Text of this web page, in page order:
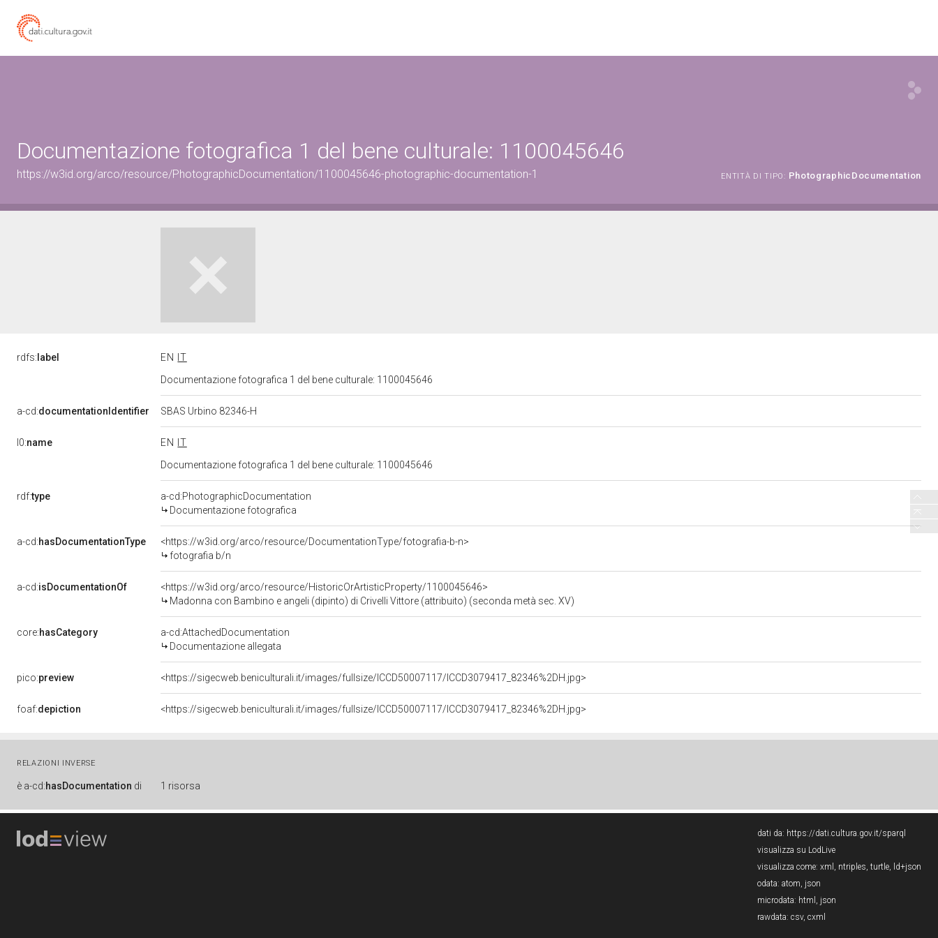
Documentazione fotografica 1 del bene culturale: 1100045646
https://w3id.org/arco/resource/PhotographicDocumentation/1100045646-photographic-documentation-1 ENTITÀ DI TIPO: PhotographicDocumentation
rdfs: label EN
IT
Documentazione fotografica 1 del bene culturale: 1100045646
a-cd:documentationIdentifier SBAS Urbino 82346-H
l0:name EN
IT
Documentazione fotografica 1 del bene culturale: 1100045646
rdf:type
a-cd:PhotographicDocumentation
Documentazione fotografica
a-cd:hasDocumentationType
<https://w3id.org/arco/resource/DocumentationType/fotografia-b-n>
fotografia b/n
a-cd:isDocumentationOf
<https://w3id.org/arco/resource/HistoricOrArtisticProperty/1100045646>
Madonna con Bambino e angeli (dipinto) di Crivelli Vittore (attribuito) (seconda metà sec. XV)
core:hasCategory
a-cd:AttachedDocumentation
Documentazione allegata
pico:preview <https://sigecweb.beniculturali.it/images/fullsize/ICCD50007117/ICCD3079417_82346%2DH.jpg>
foaf:depiction <https://sigecweb.beniculturali.it/images/fullsize/ICCD50007117/ICCD3079417_82346%2DH.jpg>
RELAZIONI INVERSE
è a-cd:hasDocumentation di 1 risorsa
dati da: https://dati.cultura.gov.it/sparql
visualizza su LodLive
visualizza come: xml , ntriples, turtle, ld+json
odata: atom, json
microdata: html , json
rawdata: csv, cxml